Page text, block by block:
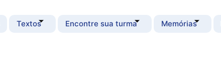
Textos Encontre sua turma Memórias